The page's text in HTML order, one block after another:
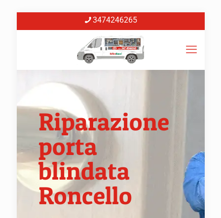
3474246265
Riparazione
porta
blindata
Roncello